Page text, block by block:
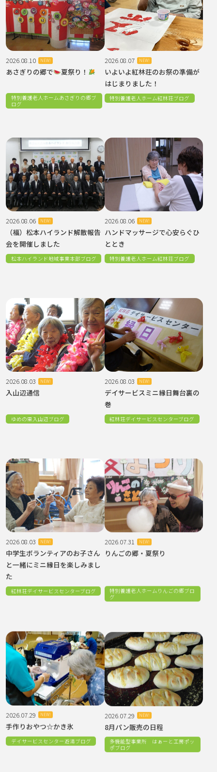
2025.04.01
HPリニューアルのお知らせ
本部
2025.03.05
社会福祉法人ひだまり先進地視察について
広報誌まるごとりんごR8年6月 いちごで大満足
特別養護老人ホームりんごの郷
2026.05.20
デイサービスセンター遊湯
2025.06.28
ローマン通信第58号（2025年7月1日）発行いたしまし
た
特別養護老人ホームローマンうえだ
2025.11.24
面会について（お知らせ）
特別養護老人ホーム「うすだコスモ苑」
あさぎりの郷で 夏祭り！
2026.08.10 NEW!
特別養護老人ホームあさぎりの郷ブ
ログ
いよいよ紅林荘のお祭の準備が
はじまりました！
2026.08.07 NEW!
特別養護老人ホーム紅林荘ブログ
（福）松本ハイランド解散報告
会を開催しました
2026.08.06 NEW!
松本ハイランド地域事業本部ブログ
ハンドマッサージで心安らぐひ
ととき
2026.08.06 NEW!
特別養護老人ホーム紅林荘ブログ
入山辺通信
2026.08.03 NEW!
ゆめの里入山辺ブログ
デイサービスミニ縁日舞台裏の
巻
2026.08.03 NEW!
紅林荘デイサービスセンターブログ
中学生ボランティアのお子さん
と一緒にミニ縁日を楽しみまし
た
2026.08.03 NEW!
紅林荘デイサービスセンターブログ
りんごの郷・夏祭り
2026.07.31 NEW!
特別養護老人ホームりんごの郷ブロ
グ
手作りおやつ☆かき氷
2026.07.29 NEW!
デイサービスセンター遊湯ブログ
8月パン販売の日程
2026.07.29 NEW!
多機能型事業所 はぁーと工房ポッ
ポブログ